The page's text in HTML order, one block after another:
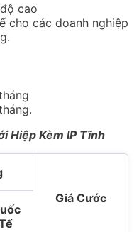
cao
cho các doanh nghiệp
Hiệp Kèm IP Tĩnh
Giá Cước